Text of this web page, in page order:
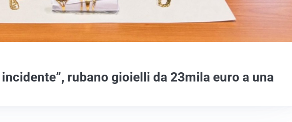
rubano gioielli da 23mila euro a una